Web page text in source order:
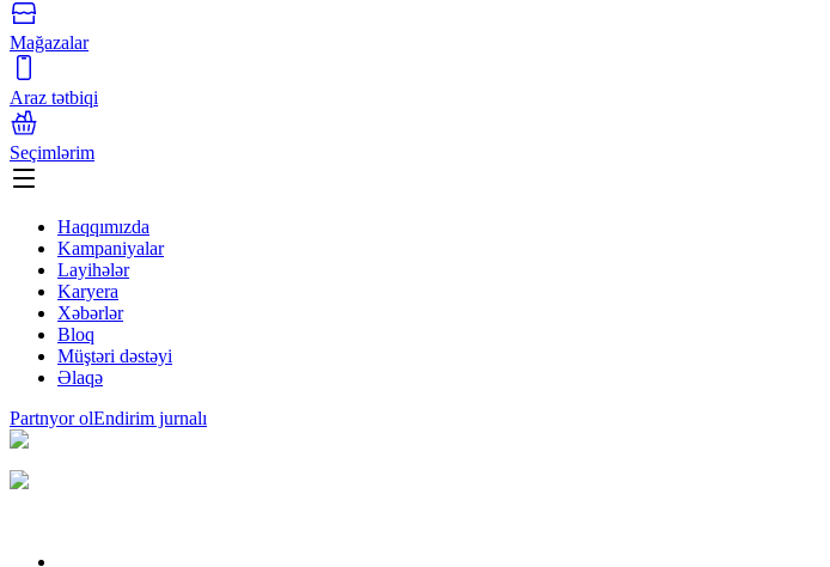
Mağazalar
Araz tətbiqi
Seçimlərim
Haqqımızda
Kampaniyalar
Layihələr
Karyera
Xəbərlər
Bloq
Müştəri dəstəyi
Əlaqə
Partnyor olEndirim jurnalı